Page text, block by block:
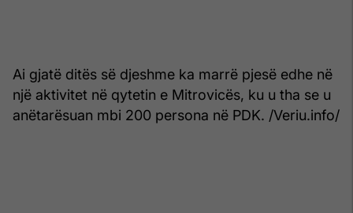
Ai gjatë ditës së djeshme ka marrë pjesë edhe në
një aktivitet në qytetin e Mitrovicës, ku u tha se u
anëtarësuan mbi 200 persona në PDK. /Veriu.info/